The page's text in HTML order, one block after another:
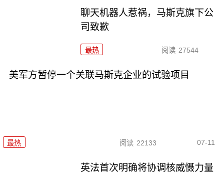
聊天机器人惹祸，马斯克旗下公
司致歉
最热 阅读 27544
美军方暂停一个关联马斯克企业的试验项目
最热 阅读 22133 07-11
英法首次明确将协调核威慑力量